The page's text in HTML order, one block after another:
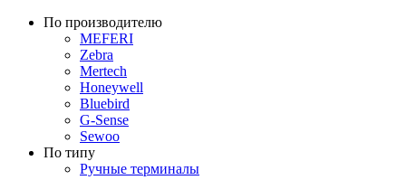
По производителю
MEFERI
Zebra
Mertech
Honeywell
Bluebird
G-Sense
Sewoo
По типу
Ручные терминалы